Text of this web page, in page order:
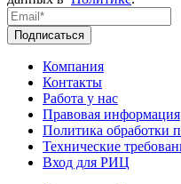
Подписаться
Компания
Контакты
Работа у нас
Правовая информация
Политика обработки
Технические
Вход для РИЦ